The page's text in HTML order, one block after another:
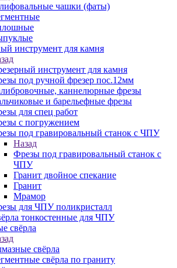
чашки (фаты)
инструмент для камня
инструмент для камня
под ручной фрезер пос.12мм
каннелюрные фрезы
и барельефные фрезы
для спец работ
с погружением
под гравировальный станок с ЧПУ
Назад
Фрезы под гравировальный станок с
ЧПУ
Гранит двойное спекание
Гранит
Мрамор
для ЧПУ поликристалл
тонкостенные для ЧПУ
свёрла
свёрла
свёрла по граниту